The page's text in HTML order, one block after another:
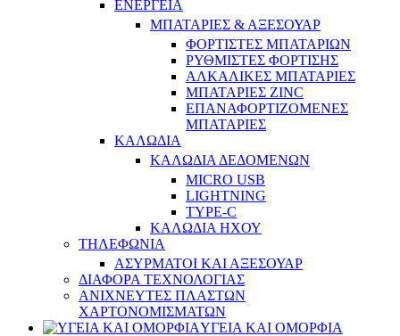
ΕΝΕΡΓΕΙΑ
ΜΠΑΤΑΡΙΕΣ & ΑΞΕΣΟΥΑΡ
ΦΟΡΤΙΣΤΕΣ ΜΠΑΤΑΡΙΩΝ
ΡΥΘΜΙΣΤΕΣ ΦΟΡΤΙΣΗΣ
ΑΛΚΑΛΙΚΕΣ ΜΠΑΤΑΡΙΕΣ
ΜΠΑΤΑΡΙΕΣ ZINC
ΕΠΑΝΑΦΟΡΤΙΖΟΜΕΝΕΣ
ΜΠΑΤΑΡΙΕΣ
ΚΑΛΩΔΙΑ
ΚΑΛΩΔΙΑ ΔΕΔΟΜΕΝΩΝ
MICRO USB
LIGHTNING
TYPE-C
ΚΑΛΩΔΙΑ ΗΧΟΥ
ΤΗΛΕΦΩΝΙΑ
ΑΣΥΡΜΑΤΟΙ ΚΑΙ ΑΞΕΣΟΥΑΡ
ΔΙΑΦΟΡΑ ΤΕΧΝΟΛΟΓΙΑΣ
ΑΝΙΧΝΕΥΤΕΣ ΠΛΑΣΤΩΝ
ΧΑΡΤΟΝΟΜΙΣΜΑΤΩΝ
ΥΓΕΙΑ ΚΑΙ ΟΜΟΡΦΙΑ